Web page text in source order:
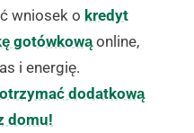
wniosek o kredyt
gotówkowąonline,
i energię.
dodatkową
domu!